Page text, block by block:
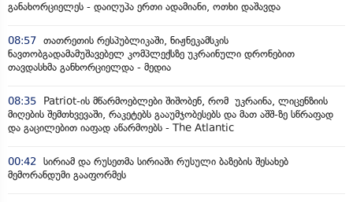
განახორციელეს - დაიღუპა ერთი ადამიანი, ოთხი დაშავდა
08:57 თათრეთის რესპუბლიკაში, ნიჟნეკამსკის
ნავთობგადამამუშავებელ კომპლექსზე უკრაინული დრონებით
თავდასხმა განხორციელდა - მედია
08:35
Patriot-ის მწარმოებლები შიშობენ, რომ უკრაინა, ლიცენზიის
მიღების შემთხვევაში, რაკეტებს გააუმჯობესებს და მათ აშშ-ზე სწრაფად
და გაცილებით იაფად აწარმოებს - The Atlantic
00:42 სირიამ და რუსეთმა სირიაში რუსული ბაზების შესახებ
მემორანდუმი გააფორმეს